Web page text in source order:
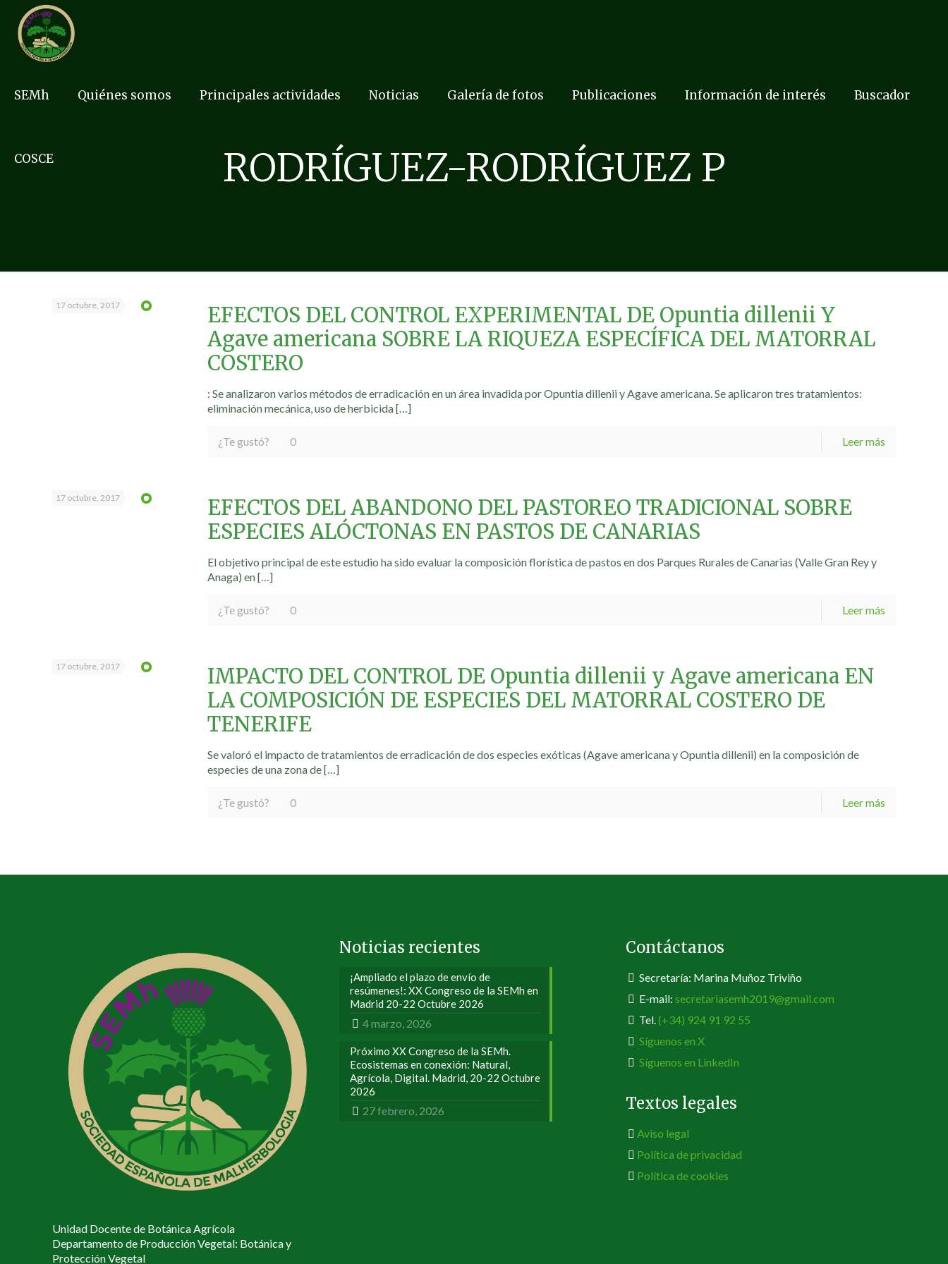
SEMh Quiénes somos Principales actividades Noticias Galería de fotos Publicaciones Información de interés Buscador
COSCE RODRÍGUEZ-RODRÍGUEZ P
17 octubre, 2017
EFECTOS DEL CONTROL EXPERIMENTAL DE Opuntia dillenii Y
Agave americana SOBRE LA RIQUEZA ESPECÍFICA DEL MATORRAL
COSTERO
: Se analizaron varios métodos de erradicación en un área invadida por Opuntia dillenii y Agave americana. Se aplicaron tres tratamientos:
eliminación mecánica, uso de herbicida[…]
¿Te gustó? 0 Leer más
17 octubre, 2017
EFECTOS DEL ABANDONO DEL PASTOREO TRADICIONAL SOBRE
ESPECIES ALÓCTONAS EN PASTOS DE CANARIAS
El objetivo principal de este estudio ha sido evaluar la composición florística de pastos en dos Parques Rurales de Canarias (Valle Gran Rey y
Anaga) en[…]
¿Te gustó? 0 Leer más
17 octubre, 2017
IMPACTO DEL CONTROL DE Opuntia dillenii y Agave americana EN
LA COMPOSICIÓN DE ESPECIES DEL MATORRAL COSTERO DE
TENERIFE
Se valoró el impacto de tratamientos de erradicación de dos especies exóticas (Agave americana y Opuntia dillenii) en la composición de
especies de una zona de[…]
¿Te gustó? 0 Leer más
Unidad Docente de Botánica Agrícola
Departamento de Producción Vegetal: Botánica y
Protección Vegetal
Noticias recientes
¡Ampliado el plazo de envío de
resúmenes!: XX Congreso de la SEMh en
Madrid 20-22 Octubre 2026
4 marzo, 2026
Próximo XX Congreso de la SEMh.
Ecosistemas en conexión: Natural,
Agrícola, Digital. Madrid, 20-22 Octubre
2026
27 febrero, 2026
Contáctanos
Secretaría: Marina Muñoz Triviño
E-mail: secretariasemh2019@gmail.com
Tel. (+34) 924 91 92 55
Síguenos en X
Síguenos en LinkedIn
Textos legales
Aviso legal
Política de privacidad
Política de cookies